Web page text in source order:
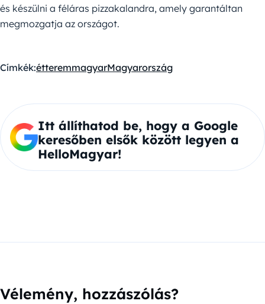
és készülni a féláras pizzakalandra, amely garantáltan
megmozgatja az országot.
Címkék:étteremmagyarMagyarország
Itt állíthatod be, hogy a Google
keresőben elsők között legyen a
HelloMagyar!
Vélemény, hozzászólás?